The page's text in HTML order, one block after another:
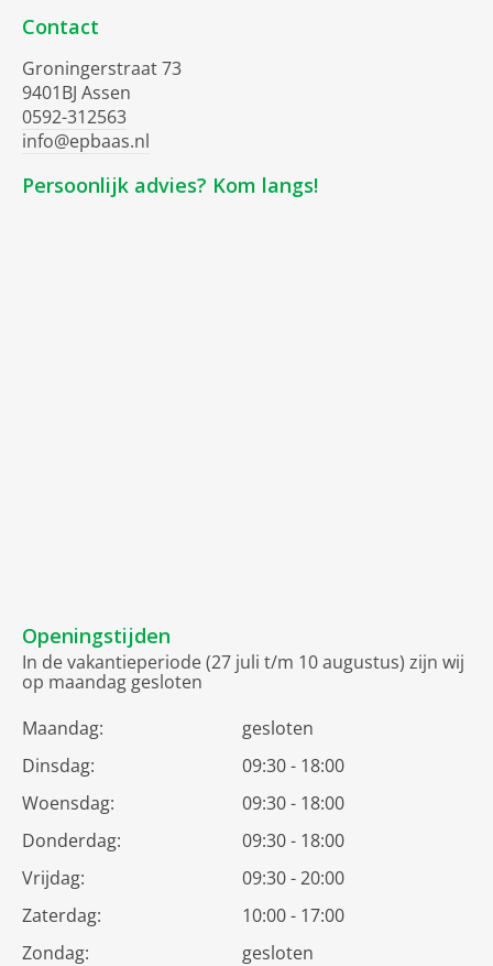
Contact
Groningerstraat 73
9401BJ Assen
0592-312563
info@epbaas.nl
Persoonlijk advies? Kom langs!
Openingstijden
In de vakantieperiode (27 juli t/m 10 augustus) zijn wij
op maandag gesloten
Maandag:
gesloten
Dinsdag:
09:30 - 18:00
Woensdag:
09:30 - 18:00
Donderdag:
09:30 - 18:00
Vrijdag:
09:30 - 20:00
Zaterdag:
10:00 - 17:00
Zondag:
gesloten